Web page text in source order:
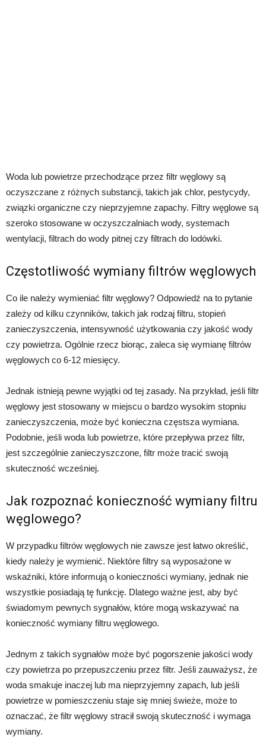
Woda lub powietrze przechodzące przez filtr węglowy są
oczyszczane z różnych substancji, takich jak chlor, pestycydy,
związki organiczne czy nieprzyjemne zapachy. Filtry węglowe są
szeroko stosowane w oczyszczalniach wody, systemach
wentylacji, filtrach do wody pitnej czy filtrach do lodówki.
Częstotliwość wymiany filtrów węglowych
Co ile należy wymieniać filtr węglowy? Odpowiedź na to pytanie
zależy od kilku czynników, takich jak rodzaj filtru, stopień
zanieczyszczenia, intensywność użytkowania czy jakość wody
czy powietrza. Ogólnie rzecz biorąc, zaleca się wymianę filtrów
węglowych co 6-12 miesięcy.
Jednak istnieją pewne wyjątki od tej zasady. Na przykład, jeśli filtr
węglowy jest stosowany w miejscu o bardzo wysokim stopniu
zanieczyszczenia, może być konieczna częstsza wymiana.
Podobnie, jeśli woda lub powietrze, które przepływa przez filtr,
jest szczególnie zanieczyszczone, filtr może tracić swoją
skuteczność wcześniej.
Jak rozpoznać konieczność wymiany filtru
węglowego?
W przypadku filtrów węglowych nie zawsze jest łatwo określić,
kiedy należy je wymienić. Niektóre filtry są wyposażone w
wskaźniki, które informują o konieczności wymiany, jednak nie
wszystkie posiadają tę funkcję. Dlatego ważne jest, aby być
świadomym pewnych sygnałów, które mogą wskazywać na
konieczność wymiany filtru węglowego.
Jednym z takich sygnałów może być pogorszenie jakości wody
czy powietrza po przepuszczeniu przez filtr. Jeśli zauważysz, że
woda smakuje inaczej lub ma nieprzyjemny zapach, lub jeśli
powietrze w pomieszczeniu staje się mniej świeże, może to
oznaczać, że filtr węglowy stracił swoją skuteczność i wymaga
wymiany.